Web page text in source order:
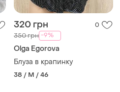
320 грн 0
350 грн -9%
Olga Egorova
Блуза в крапинку
38 / M / 46